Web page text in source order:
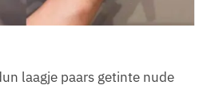
laagje paars getinte nude